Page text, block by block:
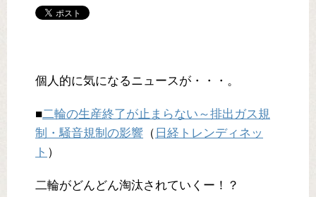
個人的に気になるニュースが・・・。
■二輪の生産終了が止まらない～排出ガス規
制・騒音規制の影響 （ 日経トレンディネッ
ト ）
二輪がどんどん淘汰されていくー！？